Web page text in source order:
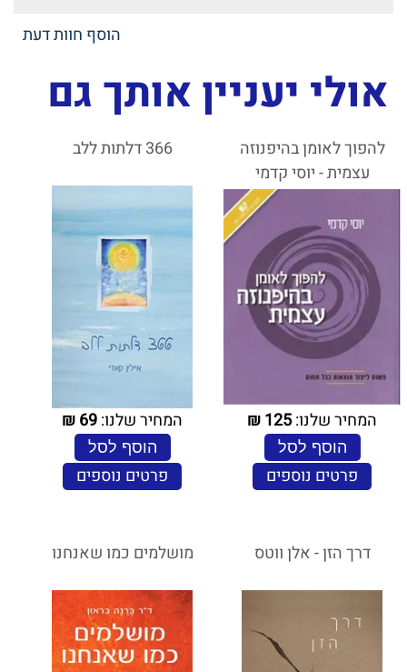
הוסף חוות דעת
אולי יעניין אותך גם
להפוך לאומן בהיפנוזה
עצמית - יוסי קדמי
המחיר שלנו:125
₪
הוסף לסל
פרטים נוספים
366 דלתות ללב
המחיר שלנו:69
₪
הוסף לסל
פרטים נוספים
דרך הזן - אלן ווטס מושלמים כמו שאנחנו